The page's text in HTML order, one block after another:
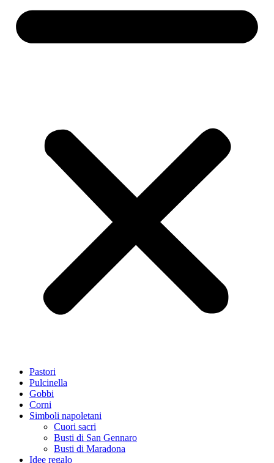
Pastori
Pulcinella
Gobbi
Corni
Simboli napoletani
Cuori sacri
Busti di San Gennaro
Busti di Maradona
Idee regalo